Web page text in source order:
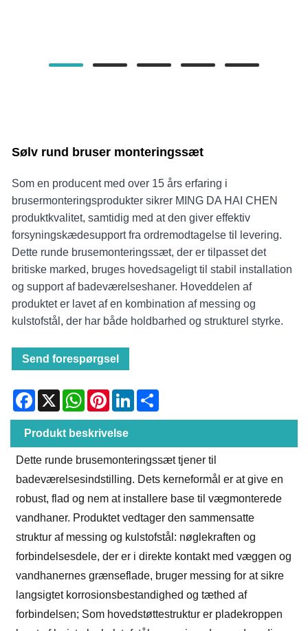
Sølv rund bruser monteringssæt
Som en producent med over 15 års erfaring i
brusermonteringsprodukter sikrer MING DA HAI CHEN
produktkvalitet, samtidig med at den giver effektiv
forsyningskædesupport fra ordremodtagelse til levering.
Dette runde brusemonteringssæt, der er tilpasset det
britiske marked, bruges hovedsageligt til stabil installation
og support af badeværelseshaner. Hoveddelen af ​​
produktet er lavet af en kombination af messing og
kulstofstål, der har både holdbarhed og strukturel styrke.
Send forespørgsel
Facebook
X WhatsAppPinterestLinkedIn
Produkt beskrivelse
Dette runde brusemonteringssæt tjener til
badeværelsesindstilling. Dets kerneformål er at give en
robust, flad og nem at installere base til vægmonterede
vandhaner. Produktet vedtager den sammensatte
struktur af messing og kulstofstål: nøglekraften og
forbindelsesdele, der er i direkte kontakt med væggen og
vandhanernes grænseflade, bruger messing for at sikre
langsigtet korrosionsbestandighed og tæthed af
forbindelsen; Som hovedstøttestruktur er pladekroppen